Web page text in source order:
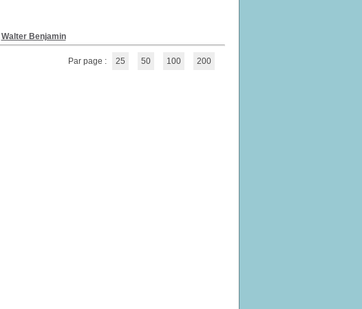
Walter Benjamin
Par page : 25 50 100 200